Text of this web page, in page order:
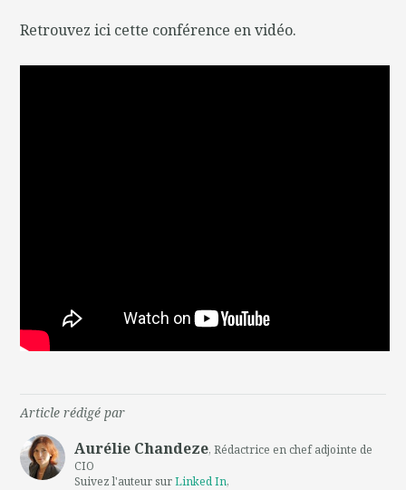
Retrouvez ici cette conférence en vidéo.
Article rédigé par
Aurélie Chandeze, Rédactrice en chef adjointe de
CIO
Suivez l'auteur surLinked In,